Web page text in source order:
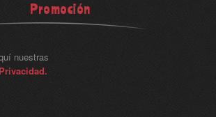
Promoción
nuestras